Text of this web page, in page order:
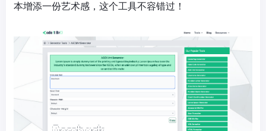
本增添一份艺术感，这个工具不容错过！